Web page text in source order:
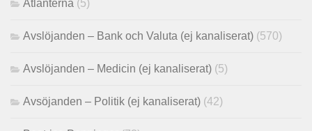
Atlanterna (5)
Avslöjanden – Bank och Valuta (ej kanaliserat) (570)
Avslöjanden – Medicin (ej kanaliserat) (5)
Avsöjanden – Politik (ej kanaliserat) (42)